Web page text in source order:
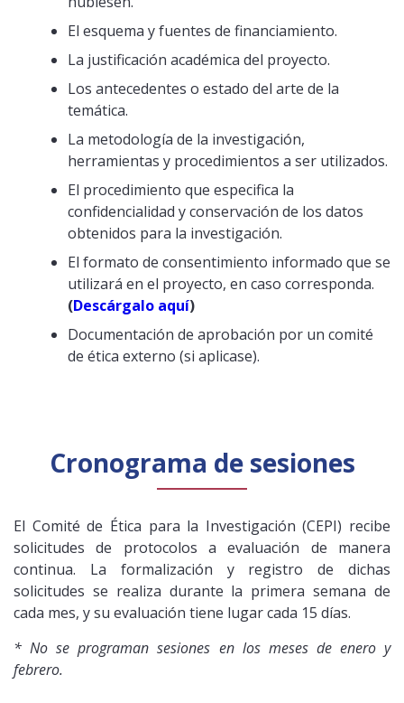
El esquema y fuentes de financiamiento.
La justificación académica del proyecto.
Los antecedentes o estado del arte de la
temática.
La metodología de la investigación,
herramientas y procedimientos a ser utilizados.
El procedimiento que especifica la
confidencialidad y conservación de los datos
obtenidos para la investigación.
El formato de consentimiento informado que se
utilizará en el proyecto, en caso corresponda.
(Descárgalo aquí)
Documentación de aprobación por un comité
de ética externo (si aplicase).
Cronograma de sesiones
El Comité de Ética para la Investigación (CEPI) recibe
solicitudes de protocolos a evaluación de manera
continua. La formalización y registro de dichas
solicitudes se realiza durante la primera semana de
cada mes, y su evaluación tiene lugar cada 15 días.
* No se programan sesiones en los meses de enero y
febrero.